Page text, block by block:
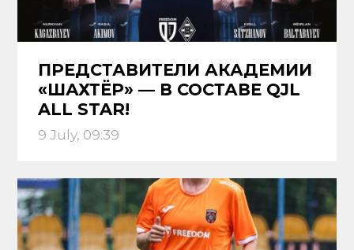
ПРЕДСТАВИТЕЛИ АКАДЕМИИ
«ШАХТЁР» — В СОСТАВЕ QJL
ALL STAR!
9 July, 09:39